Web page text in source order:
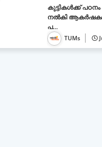
കുട്ടികൾക്ക്
നൽകി
പ…
TUMs